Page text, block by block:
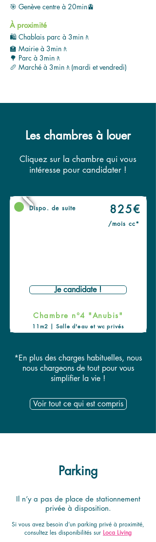
🎯 Genève centre à 20min🚊
À proximité
🛍️ Chablais parc à 3min🚶
🏫 Mairie à 3min🚶
🌳 Parc à 3min🚶
🥖 Marché à 3min🚶(mardi et vendredi)
Les chambres à louer
Cliquez sur la chambre qui vous
intéresse pour candidater !
825€
Dispo. de suite
Je candidate !
/mois cc*
Chambre n°4 "Anubis"
11m2 | Salle d'eau et wc privés
*En plus des charges habituelles, nous
nous chargeons de tout pour vous
simplifier la vie !
Voir tout ce qui est compris
Parking
Il n’y a pas de place de stationnement
privée à disposition.
​Si vous avez besoin d’un parking privé à proximité,
consultez les disponibilités sur Loca Living